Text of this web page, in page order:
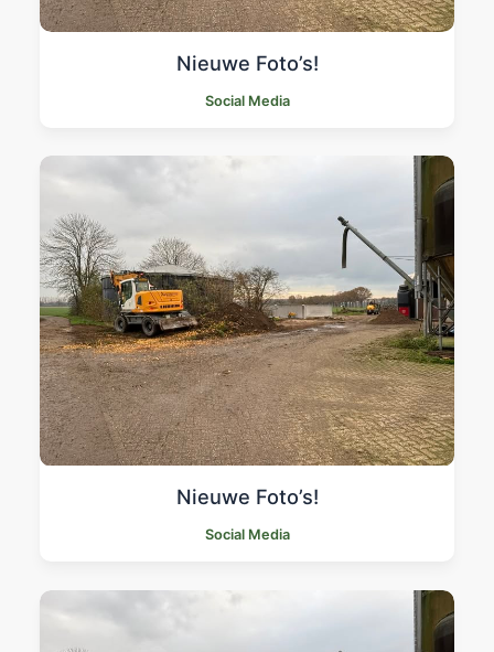
Nieuwe Foto’s!
Social Media
Nieuwe Foto’s!
Social Media